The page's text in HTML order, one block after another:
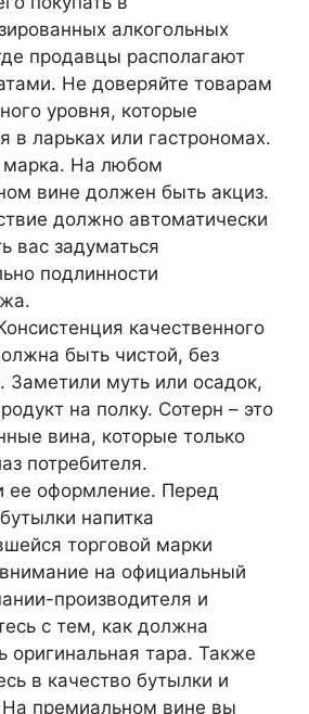
алкогольных
продавцы располагают
Не доверяйте товарам
уровня, которые
в ларьках или гастрономах.
марка. На любом
вине должен быть акциз.
должно автоматически
вас задуматься
подлинности
качественного
быть чистой, без
Заметили муть или осадок,
на полку. Сотерн – это
вина, которые только
потребителя.
ее оформление. Перед
напитка
торговой марки
на официальный
производителя и
с тем, как должна
оригинальная тара. Также
в качество бутылки и
На премиальном вине вы